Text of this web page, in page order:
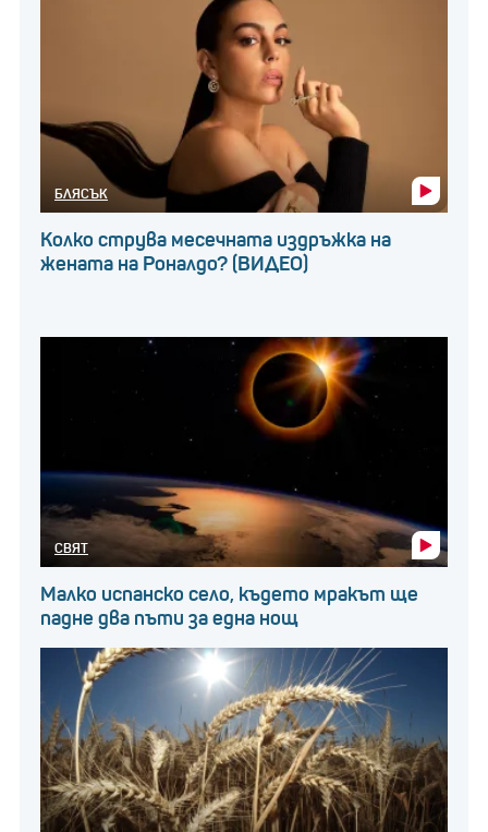
БЛЯСЪК
Колко струва месечната издръжка на
жената на Роналдо? (ВИДЕО)
СВЯТ
Малко испанско село, където мракът ще
падне два пъти за една нощ